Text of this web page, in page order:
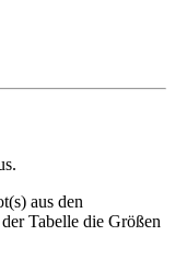
aus den
Tabelle die Größen